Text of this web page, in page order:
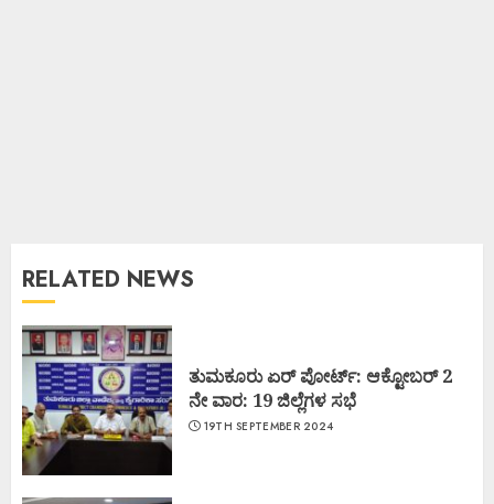
RELATED NEWS
ತುಮಕೂರು ಏರ್ ಪೋರ್ಟ್: ಆಕ್ಟೋಬರ್ 2
ನೇ ವಾರ: 19 ಜಿಲ್ಲೆಗಳ ಸಭೆ
19TH SEPTEMBER 2024